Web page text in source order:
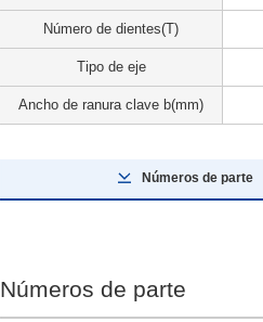
Número de dientes(T)
Tipo de eje
Ancho de ranura clave b(mm)
Números de parte
Números de parte